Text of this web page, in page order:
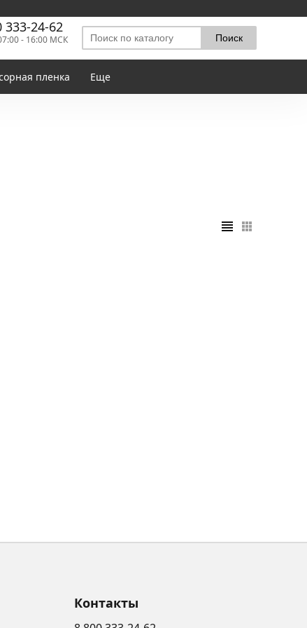
333-24-62
- 16:00 МСК
пленка Еще
Контакты